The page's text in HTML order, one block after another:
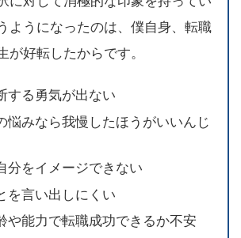
ようになったのは、僕自身、転職
が好転したからです。
する勇気が出ない
悩みなら我慢したほうがいいんじ
分をイメージできない
を言い出しにくい
や能力で転職成功できるか不安